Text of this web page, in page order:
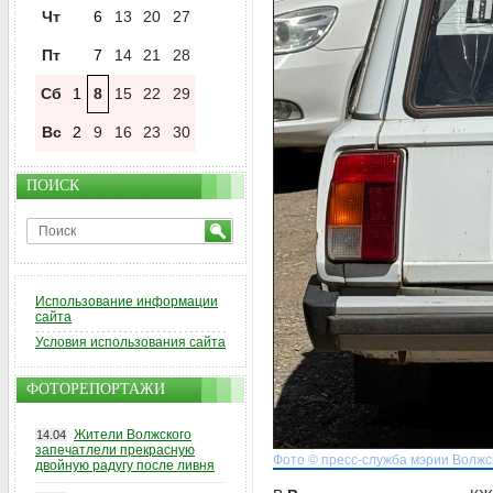
Фото © пресс-служба мэрии
Чт 6 13 20 27
Пт 7 14 21 28
Сб 1 8 15 22 29
Вс 2 9 16 23 30
ПОИСК
Использование информации
сайта
Условия использования сайта
ФОТОРЕПОРТАЖИ
14.04 Жители Волжского
запечатлели прекрасную
двойную радугу после ливня